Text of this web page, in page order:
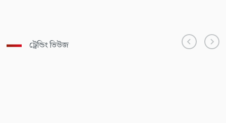
ট্রেন্ডিং ভিউজ